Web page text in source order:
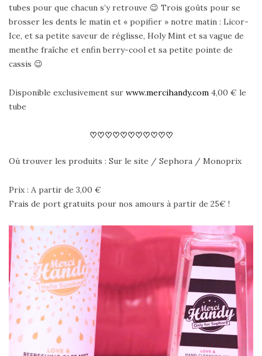
tubes pour que chacun s’y retrouve 😉 Trois goûts pour se
brosser les dents le matin et « popifier » notre matin : Licor-
Ice, et sa petite saveur de réglisse, Holy Mint et sa vague de
menthe fraîche et enfin berry-cool et sa petite pointe de
cassis 😉
Disponible exclusivement sur www.mercihandy.com 4,00 € le
tube
♡♡♡♡♡♡♡♡♡♡♡
Où trouver les produits : Sur le site / Sephora / Monoprix
Prix : A partir de 3,00 €
Frais de port gratuits pour nos amours à partir de 25€ !